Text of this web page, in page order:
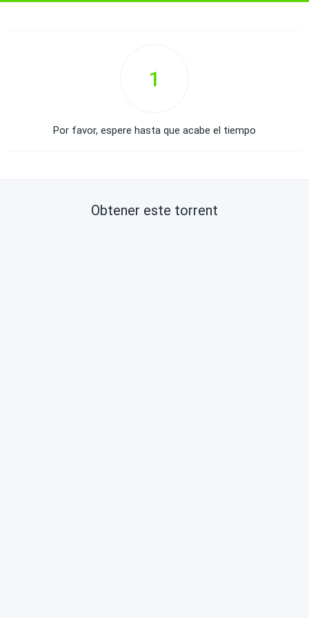
1
Por favor, espere hasta que acabe el tiempo
Obtener este torrent